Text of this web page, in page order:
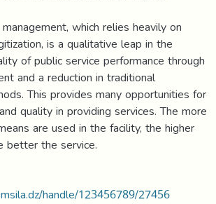
which relies heavily on
is a qualitative leap in the
of public service performance through
and a reduction in traditional
This provides many opportunities for
quality in providing services. The more
are used in the facility, the higher
better the service.
handle/123456789/27456